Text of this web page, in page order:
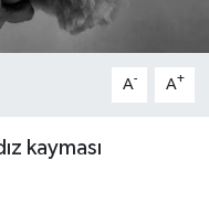
A- A+
kayması